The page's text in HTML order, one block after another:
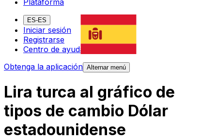
Plataforma
ES-ES
Iniciar sesión
Registrarse
Centro de ayuda
Obtenga la aplicación Alternar menú
Lira turca al gráfico de
tipos de cambio Dólar
estadounidense